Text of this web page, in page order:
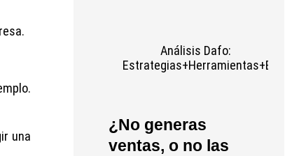
una
Análisis Dafo:
¿No generas
ventas, o no las